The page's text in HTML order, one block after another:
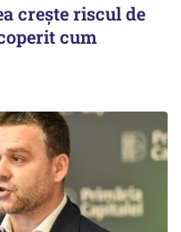
crește riscul de
cum